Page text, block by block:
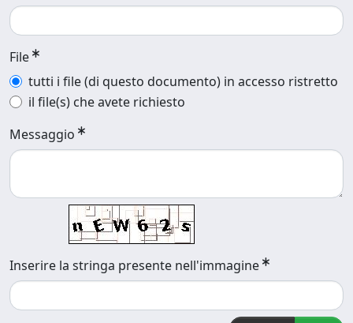
File
tutti i file (di questo documento) in accesso ristretto
il file(s) che avete richiesto
Messaggio
Inserire la stringa presente nell'immagine